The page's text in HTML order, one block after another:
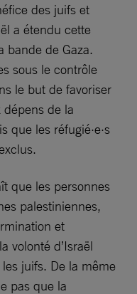
des juifs et
a étendu cette
bande de Gaza.
sous le contrôle
le but de favoriser
dépens de la
que les réfugié·e·s
que les personnes
palestiniennes,
et
volonté d’Israël
juifs. De la même
pas que la